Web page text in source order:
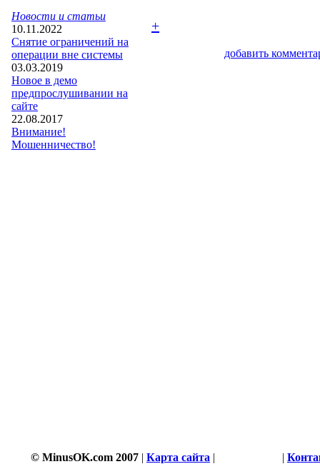
Новости и статьи
10.11.2022
Снятие ограничений на
операции вне системы
03.03.2019
Новое в демо
предпрослушивании на
сайте
22.08.2017
Внимание!
Мошенничество!
+
добавить
© MinusOK.com 2007 | Карта сайта | |